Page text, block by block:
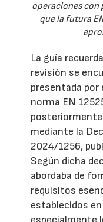
operaciones con
que la futura
La guía
revisión se
presentada por
norma EN
posteriormente
mediante la
2024/1256,
Según dicha
abordaba de
requisitos
establecidos